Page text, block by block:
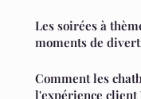
Les soirées à
moments de
Comment les
l'expérience client